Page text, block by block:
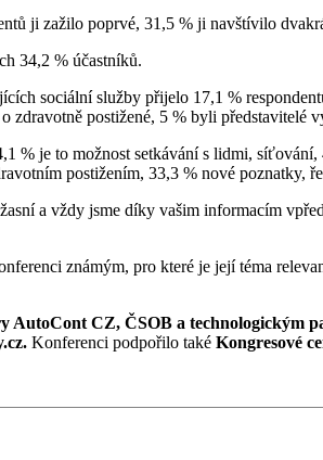
ji zažilo poprvé, 31,5 % ji navštívilo
34,2 % účastníků.
sociální služby přijelo 17,1 %
postižené, 5 % byli představitelé
% je to možnost setkávání s lidmi,
postižením, 33,3 % nové poznatky,
a vždy jsme díky vašim informacím
známým, pro které je její téma
AutoCont CZ, ČSOB a technologickým
Konferenci podpořilo také Kongresové